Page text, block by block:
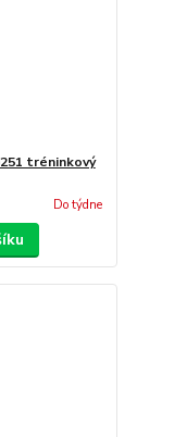
tréninkový
Do týdne